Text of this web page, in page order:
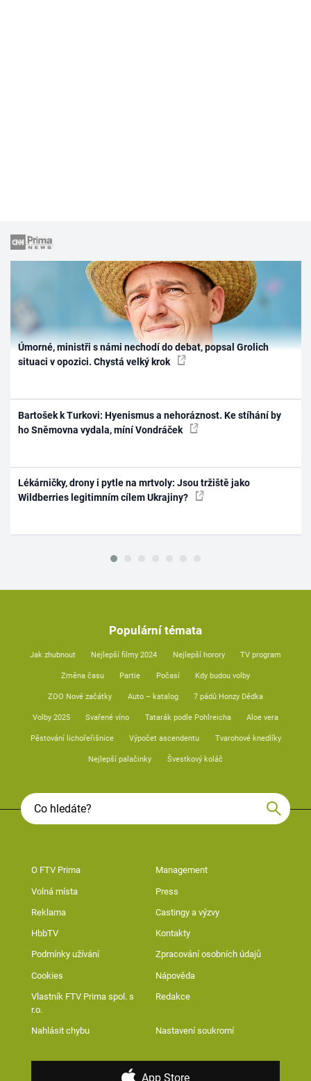
Úmorné, ministři s námi nechodí do debat, popsal Grolich
situaci v opozici. Chystá velký krok
Bartošek k Turkovi: Hyenismus a nehoráznost. Ke stíhání by
ho Sněmovna vydala, míní Vondráček
Lékárničky, drony i pytle na mrtvoly: Jsou tržiště jako
Wildberries legitimním cílem Ukrajiny?
Populární témata
Jak zhubnout Nejlepší filmy 2024 Nejlepší horory TV program
Změna času Partie Počasí Kdy budou volby
ZOO Nové začátky Auto – katalog 7 pádů Honzy Dědka
Volby 2025 Svařené víno Tatarák podle Pohlreicha Aloe vera
Pěstování lichořeřišnice Výpočet ascendentu Tvarohové knedlíky
Nejlepší palačinky Švestkový koláč
O FTV Prima Management
Volná místa Press
Reklama Castingy a výzvy
HbbTV Kontakty
Podmínky užívání Zpracování osobních údajů
Cookies Nápověda
Vlastník FTV Prima spol. s
r.o.
Redakce
Nahlásit chybu Nastavení soukromí
App Store